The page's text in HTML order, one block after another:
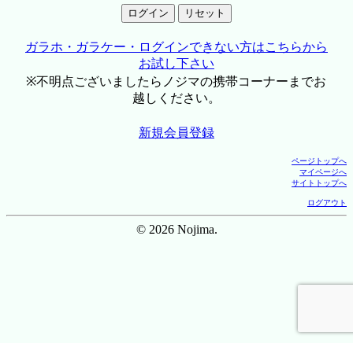
ガラホ・ガラケー・ログインできない方はこちらから
お試し下さい
※不明点ございましたらノジマの携帯コーナーまでお
越しください。
新規会員登録
ページトップへ
マイページへ
サイトトップへ
ログアウト
© 2026 Nojima.